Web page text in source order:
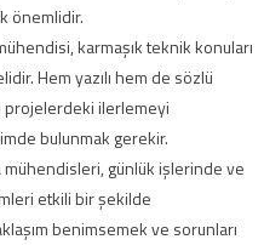
önemlidir.
karmaşık teknik konuları
Hem yazılı hem de sözlü
projelerdeki ilerlemeyi
bulunmak gerekir.
mühendisleri, günlük işlerinde ve
etkili bir şekilde
benimsemek ve sorunları